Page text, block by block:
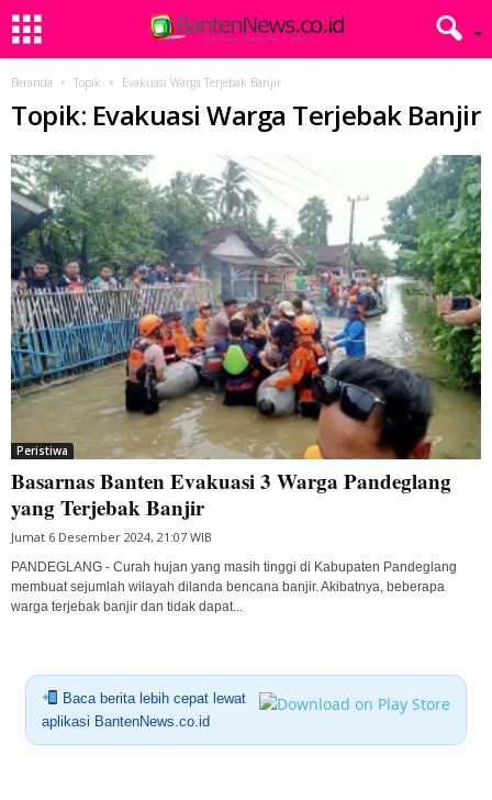
Beranda Topik Evakuasi Warga Terjebak Banjir
Topik: Evakuasi Warga Terjebak Banjir
Peristiwa
Basarnas Banten Evakuasi 3 Warga Pandeglang
yang Terjebak Banjir
Jumat 6 Desember 2024, 21:07 WIB
PANDEGLANG - Curah hujan yang masih tinggi di Kabupaten Pandeglang
membuat sejumlah wilayah dilanda bencana banjir. Akibatnya, beberapa
warga terjebak banjir dan tidak dapat...
Baca berita lebih cepat lewat
aplikasi BantenNews.co.id